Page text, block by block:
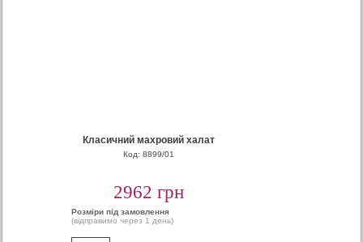
Класичний махровий халат
Код: 8899/01
2962 грн
Розміри під замовлення
(відправимо через 1 день)